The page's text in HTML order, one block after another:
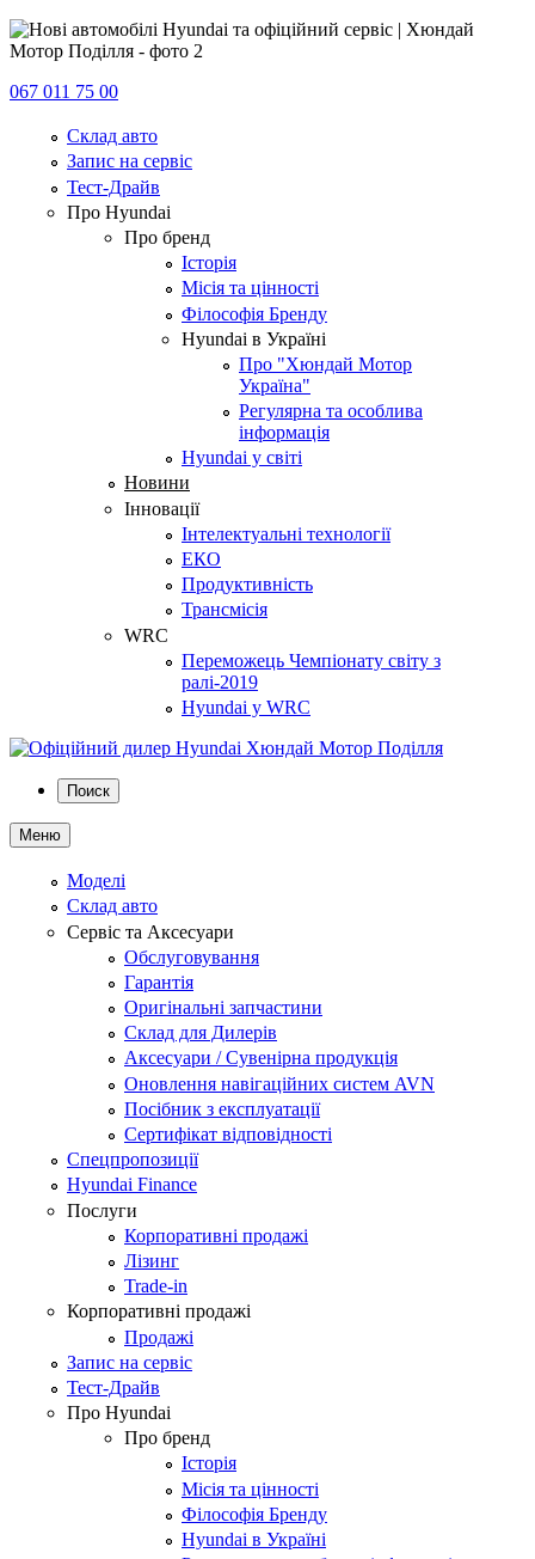
067 011 75 00
Склад авто
Запис на сервіс
Тест-Драйв
Про Hyundai
Про бренд
Історія
Місія та цінності
Філософія Бренду
Hyundai в Україні
Про "Хюндай Мотор
Україна"
Регулярна та особлива
інформація
Hyundai у світі
Новини
Інновації
Інтелектуальні технології
ЕКО
Продуктивність
Трансмісія
WRC
Переможець Чемпіонату світу з
ралі-2019
Hyundai у WRC
Поиск
Меню
Моделі
Склад авто
Сервіс та Аксесуари
Обслуговування
Гарантія
Оригінальні запчастини
Склад для Дилерів
Аксесуари / Сувенірна продукція
Оновлення навігаційних систем AVN
Посібник з експлуатації
Сертифікат відповідності
Спецпропозиції
Hyundai Finance
Послуги
Корпоративні продажі
Лізинг
Trade-in
Корпоративні продажі
Продажі
Запис на сервіс
Тест-Драйв
Про Hyundai
Про бренд
Історія
Місія та цінності
Філософія Бренду
Hyundai в Україні